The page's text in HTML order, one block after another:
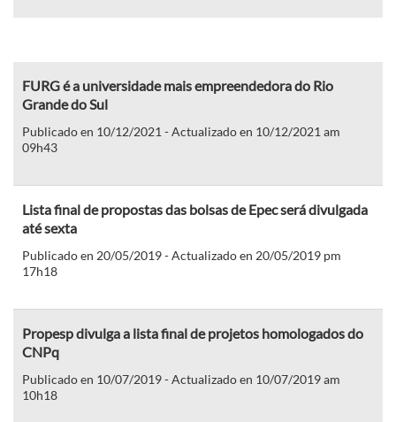
FURG é a universidade mais empreendedora do Rio
Grande do Sul
Publicado en 10/12/2021 - Actualizado en 10/12/2021 am
09h43
Lista final de propostas das bolsas de Epec será divulgada
até sexta
Publicado en 20/05/2019 - Actualizado en 20/05/2019 pm
17h18
Propesp divulga a lista final de projetos homologados do
CNPq
Publicado en 10/07/2019 - Actualizado en 10/07/2019 am
10h18